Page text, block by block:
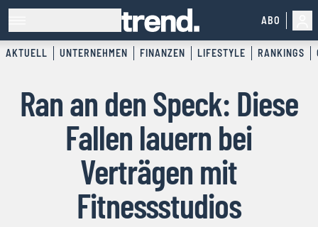
ABO
AKTUELL UNTERNEHMEN FINANZEN LIFESTYLE RANKINGS
Ran an den Speck: Diese
Fallen lauern bei
Verträgen mit
Fitnessstudios